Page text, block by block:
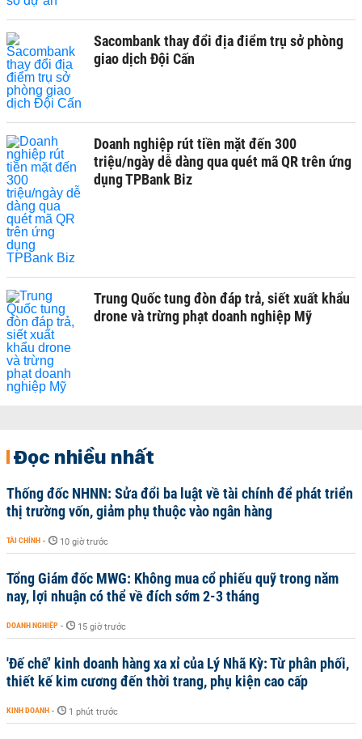
Sacombank thay đổi địa điểm trụ sở phòng
giao dịch Đội Cấn
Doanh nghiệp rút tiền mặt đến 300
triệu/ngày dễ dàng qua quét mã QR trên ứng
dụng TPBank Biz
Trung Quốc tung đòn đáp trả, siết xuất khẩu
drone và trừng phạt doanh nghiệp Mỹ
Đọc nhiều nhất
Thống đốc NHNN: Sửa đổi ba luật về tài chính để phát triển
thị trường vốn, giảm phụ thuộc vào ngân hàng
TÀI CHÍNH - 10 giờ trước
Tổng Giám đốc MWG: Không mua cổ phiếu quỹ trong năm
nay, lợi nhuận có thể về đích sớm 2-3 tháng
DOANH NGHIỆP - 15 giờ trước
'Đế chế’ kinh doanh hàng xa xỉ của Lý Nhã Kỳ: Từ phân phối,
thiết kế kim cương đến thời trang, phụ kiện cao cấp
KINH DOANH - 1 phút trước